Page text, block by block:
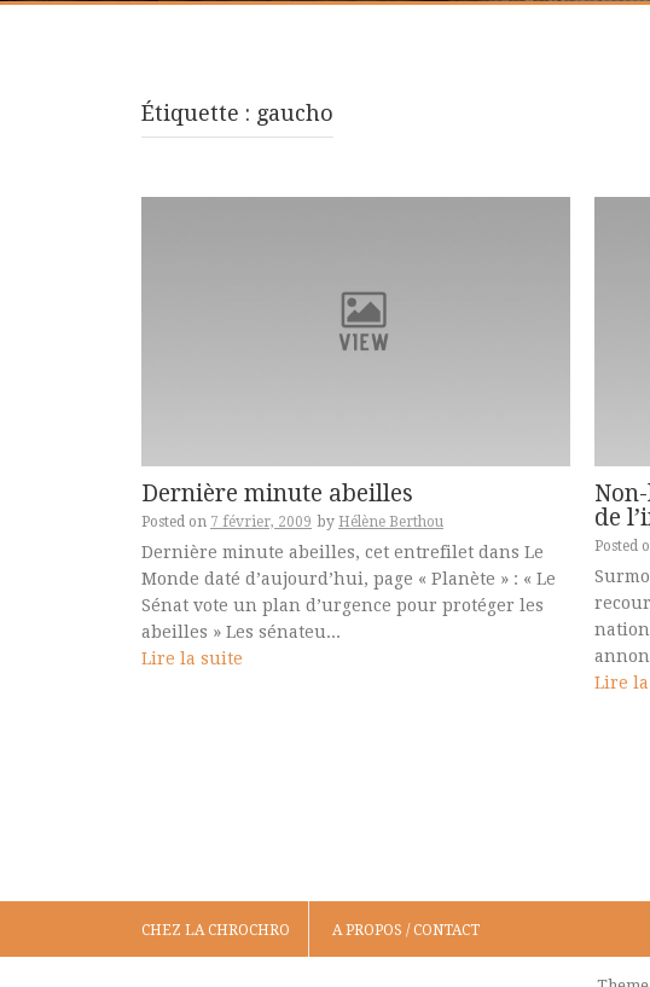
Étiquette : gaucho
Dernière minute abeilles
Posted on 7 février, 2009 by Hélène Berthou
Dernière minute abeilles, cet entrefilet dans Le
Monde daté d’aujourd’hui, page « Planète » : « Le
Sénat vote un plan d’urgence pour protéger les
abeilles » Les sénateu...
Lire la suite
de
Posted
Lire
CHEZ LA CHROCHRO A PROPOS / CONTACT